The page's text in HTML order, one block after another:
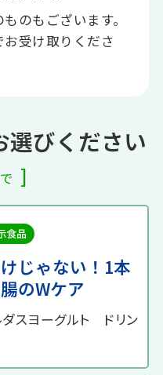
のもございます。
受け取りくださ
選びください
じゃない！1本
のWケア
スヨーグルト ドリン